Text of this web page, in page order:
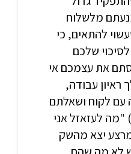
מלשלוח
להתאים, כי
שלכם
את עצמכם אי
עבודה,
עם לקוח ושאלתם
לעזאזל אני
יצא מהשק